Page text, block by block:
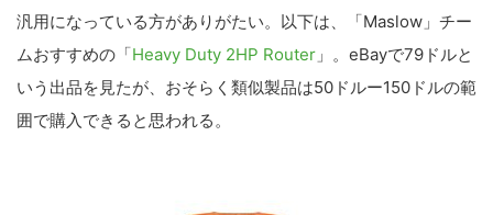
汎用になっている方がありがたい。以下は、「Maslow」チー
ムおすすめの「Heavy Duty 2HP Router 」。eBayで79ドルと
いう出品を見たが、おそらく類似製品は50ドルー150ドルの範
囲で購入できると思われる。
検
索
す